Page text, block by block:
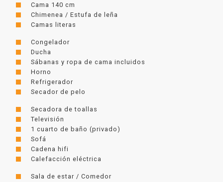
Cama 140 cm
Chimenea / Estufa de leña
Camas literas
Congelador
Ducha
Sábanas y ropa de cama incluidos
Horno
Refrigerador
Secador de pelo
Secadora de toallas
Televisión
1 cuarto de baño (privado)
Sofá
Cadena hifi
Calefacción eléctrica
Sala de estar / Comedor